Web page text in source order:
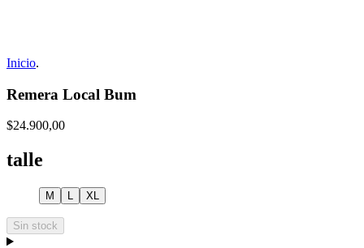
Inicio.
Remera Local Bum
$24.900,00
talle
M L XL
Sin stock